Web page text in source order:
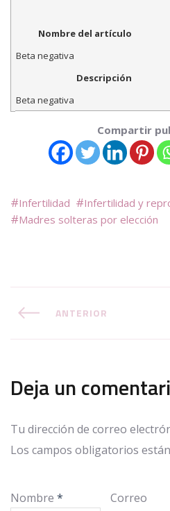
Nombre del artículo
Beta negativa
Descripción
Beta negativa
Compartir
Infertilidad
Infertilidad y
Madres solteras por elección
ANTERIOR
Deja un
Tu dirección de correo
Los campos obligatorios
Nombre *
Correo